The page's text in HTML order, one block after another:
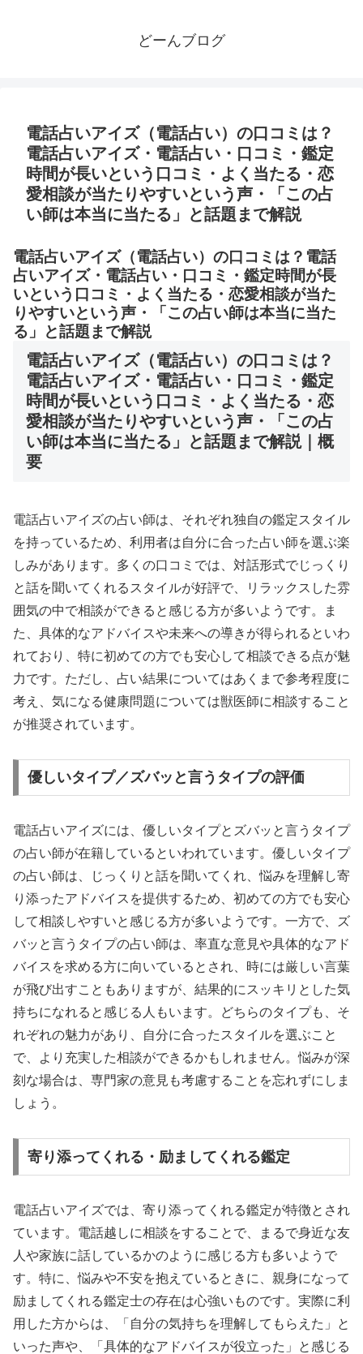
どーんブログ
電話占いアイズ（電話占い）の口コミは？
電話占いアイズ・電話占い・口コミ・鑑定
時間が長いという口コミ・よく当たる・恋
愛相談が当たりやすいという声・「この占
い師は本当に当たる」と話題まで解説
電話占いアイズ（電話占い）の口コミは？電話
占いアイズ・電話占い・口コミ・鑑定時間が長
いという口コミ・よく当たる・恋愛相談が当た
りやすいという声・「この占い師は本当に当た
る」と話題まで解説
電話占いアイズ（電話占い）の口コミは？
電話占いアイズ・電話占い・口コミ・鑑定
時間が長いという口コミ・よく当たる・恋
愛相談が当たりやすいという声・「この占
い師は本当に当たる」と話題まで解説｜概
要
電話占いアイズの占い師は、それぞれ独自の鑑定スタイル
を持っているため、利用者は自分に合った占い師を選ぶ楽
しみがあります。多くの口コミでは、対話形式でじっくり
と話を聞いてくれるスタイルが好評で、リラックスした雰
囲気の中で相談ができると感じる方が多いようです。ま
た、具体的なアドバイスや未来への導きが得られるといわ
れており、特に初めての方でも安心して相談できる点が魅
力です。ただし、占い結果についてはあくまで参考程度に
考え、気になる健康問題については獣医師に相談すること
が推奨されています。
優しいタイプ／ズバッと言うタイプの評価
電話占いアイズには、優しいタイプとズバッと言うタイプ
の占い師が在籍しているといわれています。優しいタイプ
の占い師は、じっくりと話を聞いてくれ、悩みを理解し寄
り添ったアドバイスを提供するため、初めての方でも安心
して相談しやすいと感じる方が多いようです。一方で、ズ
バッと言うタイプの占い師は、率直な意見や具体的なアド
バイスを求める方に向いているとされ、時には厳しい言葉
が飛び出すこともありますが、結果的にスッキリとした気
持ちになれると感じる人もいます。どちらのタイプも、そ
れぞれの魅力があり、自分に合ったスタイルを選ぶこと
で、より充実した相談ができるかもしれません。悩みが深
刻な場合は、専門家の意見も考慮することを忘れずにしま
しょう。
寄り添ってくれる・励ましてくれる鑑定
電話占いアイズでは、寄り添ってくれる鑑定が特徴とされ
ています。電話越しに相談をすることで、まるで身近な友
人や家族に話しているかのように感じる方も多いようで
す。特に、悩みや不安を抱えているときに、親身になって
励ましてくれる鑑定士の存在は心強いものです。実際に利
用した方からは、「自分の気持ちを理解してもらえた」と
いった声や、「具体的なアドバイスが役立った」と感じる